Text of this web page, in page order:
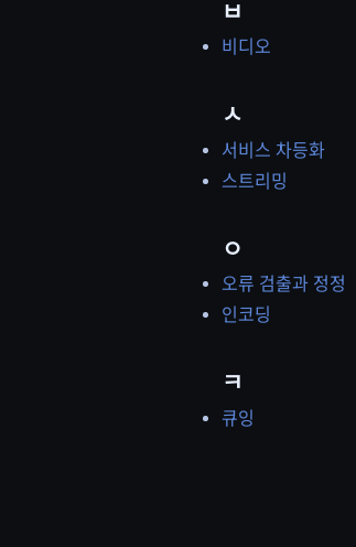
ㅂ
비디오
ㅅ
서비스 차등화
스트리밍
ㅇ
오류 검출과 정정
인코딩
ㅋ
큐잉